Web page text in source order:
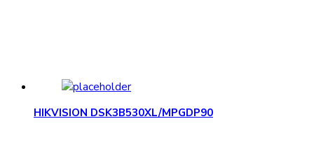
HIKVISION DSK3B530XL/MPGDP90